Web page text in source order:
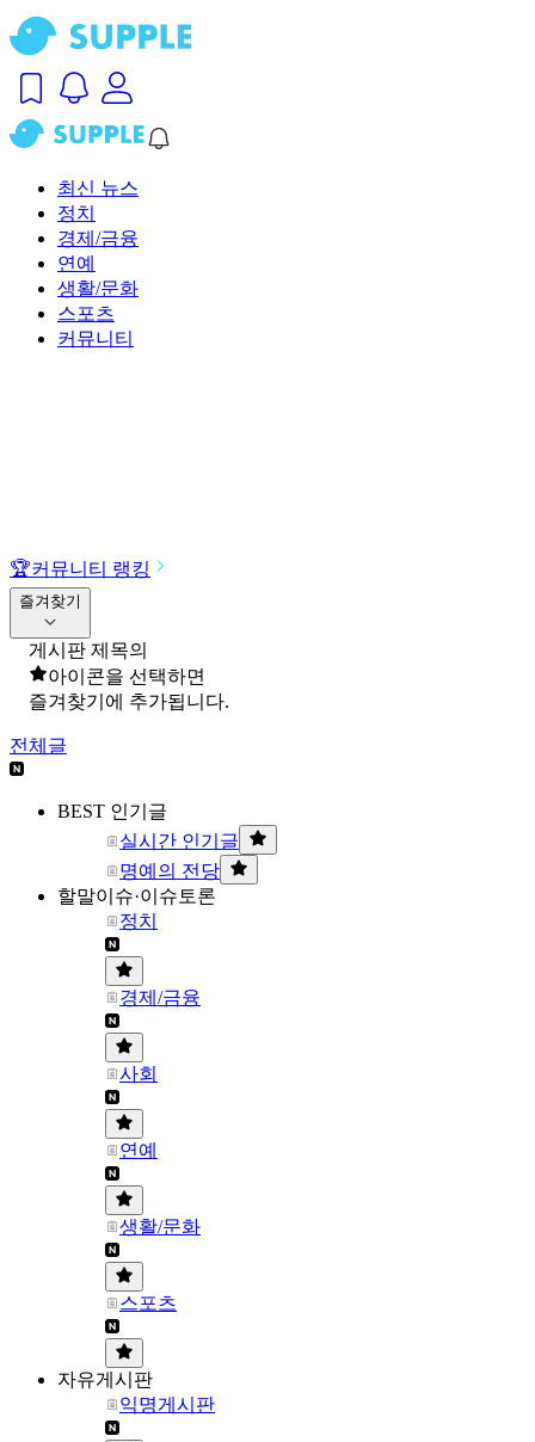
최신 뉴스
정치
경제/금융
연예
생활/문화
스포츠
커뮤니티
🏆커뮤니티 랭킹
즐겨찾기
게시판 제목의
아이콘을 선택하면
즐겨찾기에 추가됩니다.
전체글
BEST 인기글
실시간 인기글
명예의 전당
할말이슈·이슈토론
정치
경제/금융
사회
연예
생활/문화
스포츠
자유게시판
익명게시판